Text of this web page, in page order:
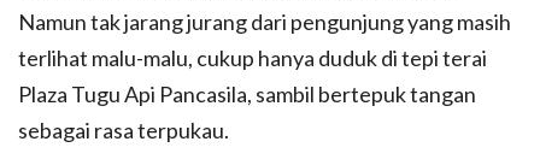
Namun tak jarang jurang dari pengunjung yang masih
terlihat malu-malu, cukup hanya duduk di tepi terai
Plaza Tugu Api Pancasila, sambil bertepuk tangan
sebagai rasa terpukau.